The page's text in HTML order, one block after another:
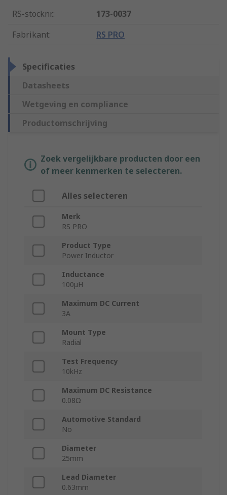
RS-stocknr.:
173-0037
Fabrikant: RS PRO
Specificaties
Datasheets
Wetgeving en compliance
Productomschrijving
Zoek vergelijkbare producten door een
of meer kenmerken te selecteren.
Alles selecteren
Merk
RS PRO
Product Type
Power Inductor
Inductance
100μH
Maximum DC Current
3A
Mount Type
Radial
Test Frequency
10kHz
Maximum DC Resistance
0.08Ω
Automotive Standard
No
Diameter
25mm
Lead Diameter
0.63mm